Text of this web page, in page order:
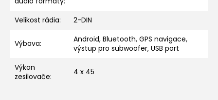
Velikost rádia: 2-DIN
Výbava:
Android, Bluetooth, GPS navigace,
výstup pro subwoofer, USB port
Výkon
zesilovače: 4 x 45